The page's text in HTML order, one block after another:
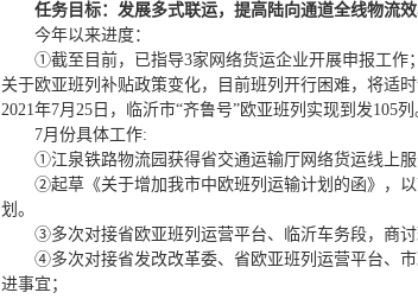
任务目标： 发展多式联运，提高陆向通道全线物流
今年以来进度：
①截至目前，已指导3家网络货运企业开展申报工
关于欧亚班列补贴政策变化，目前班列开行困难，将适
2021年7月25日，临沂市“齐鲁号”欧亚班列实现到发105列
7月份具体工作:
①江泉铁路物流园获得省交通运输厅网络货运线上服
②起草《关于增加我市中欧班列运输计划的函》，
划。
③多次对接省欧亚班列运营平台、临沂车务段，商
④多次对接省发改改革委、省欧亚班列运营平台、
进事宜；